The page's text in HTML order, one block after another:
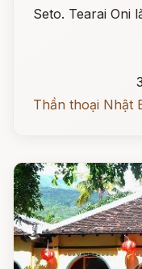
Seto. Tearai Oni
Thần thoại Nhật